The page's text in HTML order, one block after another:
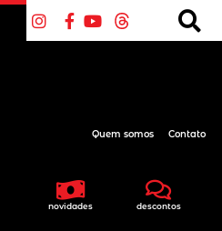
novidades descontos
Quem somos Contato